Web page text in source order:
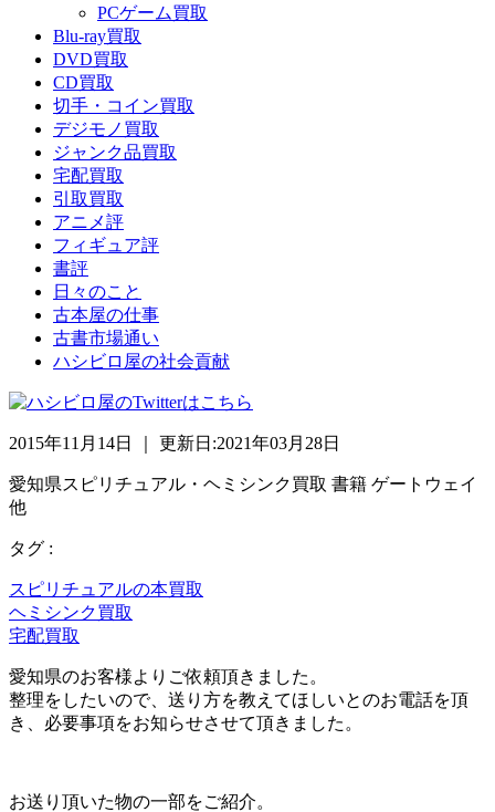
PCゲーム買取
Blu-ray買取
DVD買取
CD買取
切手・コイン買取
デジモノ買取
ジャンク品買取
宅配買取
引取買取
アニメ評
フィギュア評
書評
日々のこと
古本屋の仕事
古書市場通い
ハシビロ屋の社会貢献
2015年11月14日 ｜ 更新日:2021年03月28日
愛知県スピリチュアル・ヘミシンク買取 書籍 ゲートウェイ
他
タグ :
スピリチュアルの本買取
ヘミシンク買取
宅配買取
愛知県のお客様よりご依頼頂きました。
整理をしたいので、送り方を教えてほしいとのお電話を頂
き、必要事項をお知らせさせて頂きました。
お送り頂いた物の一部をご紹介。